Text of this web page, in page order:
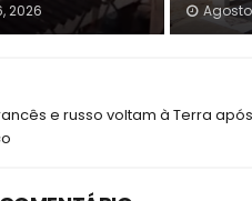
2026
e russo voltam à Terra